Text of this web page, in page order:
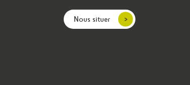
Nous situer